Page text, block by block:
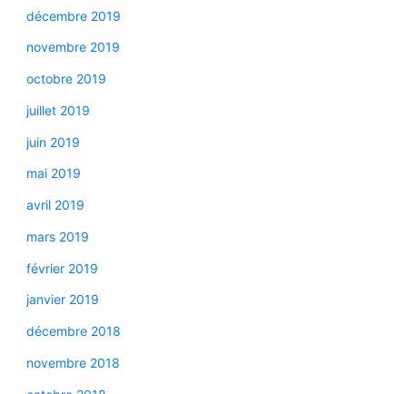
décembre 2019
novembre 2019
octobre 2019
juillet 2019
juin 2019
mai 2019
avril 2019
mars 2019
février 2019
janvier 2019
décembre 2018
novembre 2018